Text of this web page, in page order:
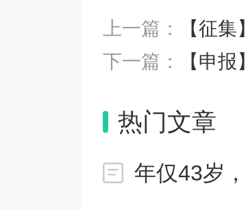
第三条 本
备增值税政策
上一篇：
【征集】关
下一篇：
【申报】
热门文章